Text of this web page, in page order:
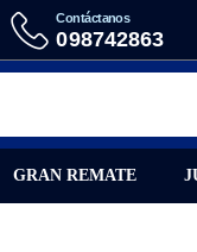
Contáctanos
098742863
GRAN REMATE
PRO (BM4J)